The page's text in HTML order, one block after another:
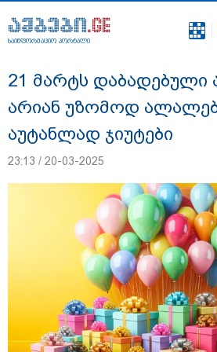
საინფორმაციო პორტალი
რა შემთხვევაში
მოსწავლე სასკოლო
- განათლების მინისტრის
საინფორმაციო პორტალი
21 მარტს დაბადებული
არიან უზომოდ
აუტანლად ჯიუტები
23:13 / 20-03-2025